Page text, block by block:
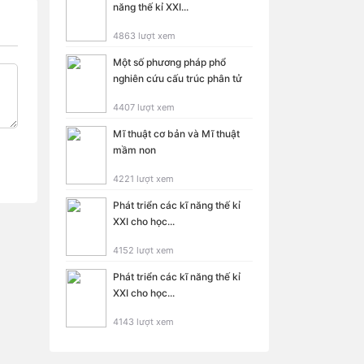
năng thế kỉ XXI...
4863 lượt xem
Một số phương pháp phổ
nghiên cứu cấu trúc phân tử
4407 lượt xem
Mĩ thuật cơ bản và Mĩ thuật
mầm non
4221 lượt xem
Phát triển các kĩ năng thế kỉ
XXI cho học...
4152 lượt xem
Phát triển các kĩ năng thế kỉ
XXI cho học...
4143 lượt xem